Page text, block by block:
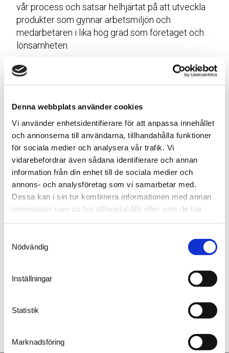
Denna webbplats använder cookies
Vi använder enhetsidentifierare för att anpassa innehållet
och annonserna till användarna, tillhandahålla funktioner
för sociala medier och analysera vår trafik. Vi
vidarebefordrar även sådana identifierare och annan
information från din enhet till de sociala medier och
annons- och analysföretag som vi samarbetar med.
Dessa kan i sin tur kombinera informationen med annan
information som du har tillhandahållit eller som de har
Nödvändig
Inställningar
Statistik
Marknadsföring
vår process och satsar helhjärtat på att utveckla
produkter som gynnar arbetsmiljön och
medarbetaren i lika hög grad som företaget och
lönsamheten.
Kvalitet är en grundsten i allt vi gör. Hängivna vårt
uppdrag vill vi alltid leverera produkter som överträffar
förväntningarna och skapar kundnöjdhet i varje led. Du
hållbara.
Men för oss handlar kvalitet inte bara om produkterna i
sig. Det handlar också om att skapa en hållbar
verksamhet som tar hänsyn till miljön och de
människor som påverkas av vår verksamhet. Här tar vi
ansvar för att minska utsläpp, effektivisera
resursanvändningen och minimera avfallet. Genom att
investera i grön teknik och hållbara metoder strävar vi
efter att vara en del av lösningen på dagens
klimatutmaningar.